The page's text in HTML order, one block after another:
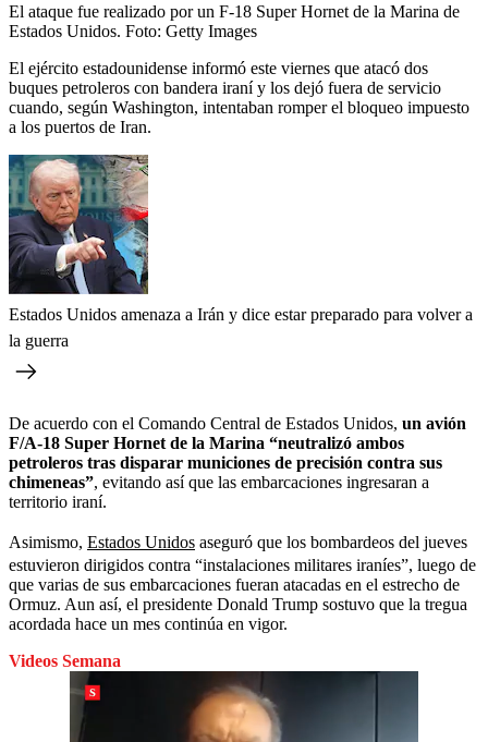
El ataque fue realizado por un F-18 Super Hornet de la Marina de
Estados Unidos. Foto: Getty Images
El ejército estadounidense informó este viernes que atacó dos
buques petroleros con bandera iraní y los dejó fuera de servicio
cuando, según Washington, intentaban romper el bloqueo impuesto
a los puertos de Iran.
Estados Unidos amenaza a Irán y dice estar preparado para volver a
la guerra
De acuerdo con el Comando Central de Estados Unidos, un avión
F/A-18 Super Hornet de la Marina “neutralizó ambos
petroleros tras disparar municiones de precisión contra sus
chimeneas”, evitando así que las embarcaciones ingresaran a
territorio iraní.
Asimismo, Estados Unidos aseguró que los bombardeos del jueves
estuvieron dirigidos contra “instalaciones militares iraníes”, luego de
que varias de sus embarcaciones fueran atacadas en el estrecho de
Ormuz. Aun así, el presidente Donald Trump sostuvo que la tregua
acordada hace un mes continúa en vigor.
Videos Semana